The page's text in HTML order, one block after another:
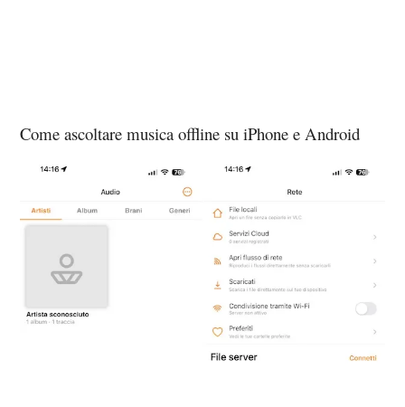
Come ascoltare musica offline su iPhone e Android